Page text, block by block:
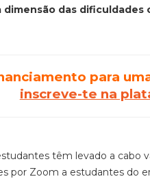
das dificuldades
para
inscreve-te na
têm levado a cabo
por Zoom a estudantes do